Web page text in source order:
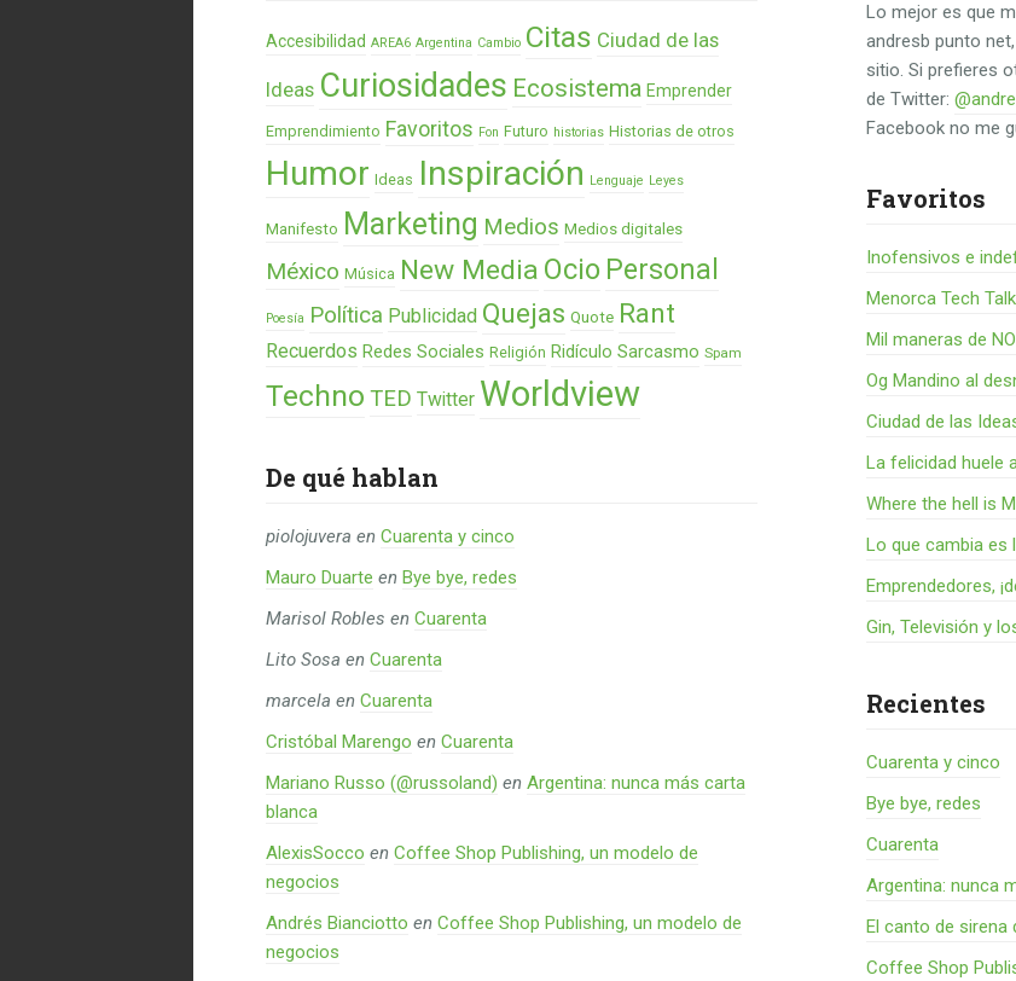
Accesibilidad AREA6 Argentina Cambio Citas Ciudad de las
Ideas Curiosidades Ecosistema Emprender
Emprendimiento Favoritos Fon Futuro historias Historias de otros
Humor Ideas Inspiración Lenguaje Leyes
Manifesto Marketing Medios Medios digitales
México Música New Media Ocio Personal
Poesía Política Publicidad Quejas Quote Rant
Recuerdos Redes Sociales Religión Ridículo Sarcasmo Spam
Techno TED Twitter Worldview
De qué hablan
piolojuvera en Cuarenta y cinco
Mauro Duarte en Bye bye, redes
Marisol Robles en Cuarenta
Lito Sosa en Cuarenta
marcela en Cuarenta
Cristóbal Marengo en Cuarenta
Mariano Russo (@russoland) en Argentina: nunca más carta
blanca
AlexisSocco en Coffee Shop Publishing, un modelo de
negocios
Andrés Bianciotto en Coffee Shop Publishing, un modelo de
negocios
Lo mejor es que
andresb punto
sitio. Si prefieres
de Twitter:
Facebook no me
Favoritos
Inofensivos e
Menorca Tech
Mil maneras de
Og Mandino al
Ciudad de las
La felicidad huele
Where the hell is
Lo que cambia es
Emprendedores,
Gin, Televisión y
Recientes
Cuarenta y cinco
Bye bye, redes
Cuarenta
Argentina: nunca
El canto de sirena
Coffee Shop